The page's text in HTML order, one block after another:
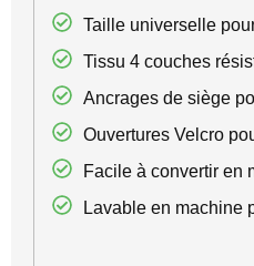
Taille universelle
Tissu 4 couches
Ancrages de siège
Ouvertures Velcro
Facile à convertir en
Lavable en machine